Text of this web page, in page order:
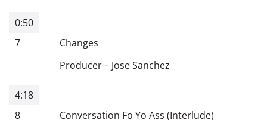
0:50
7
Changes
Producer– Jose Sanchez
4:18
8
Conversation Fo Yo Ass (Interlude)